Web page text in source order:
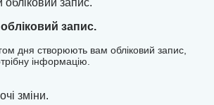
запис.
дня створюють вам обліковий запис,
інформацію.